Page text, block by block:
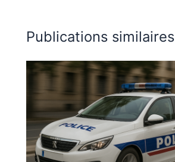
Publications similaires